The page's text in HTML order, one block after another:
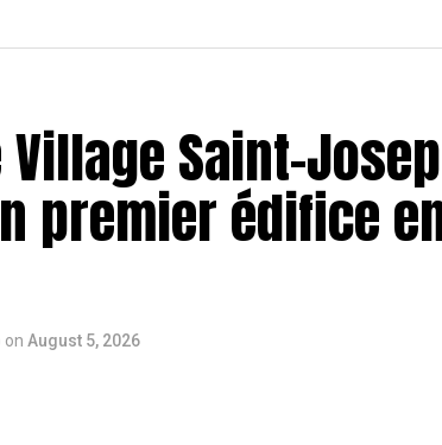
Village Saint-
premier édifice
on August 5, 2026